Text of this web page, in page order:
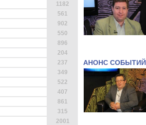
1182
561
902
550
896
204
237
349
522
407
861
315
2001
АНОНС СОБЫТИЙ